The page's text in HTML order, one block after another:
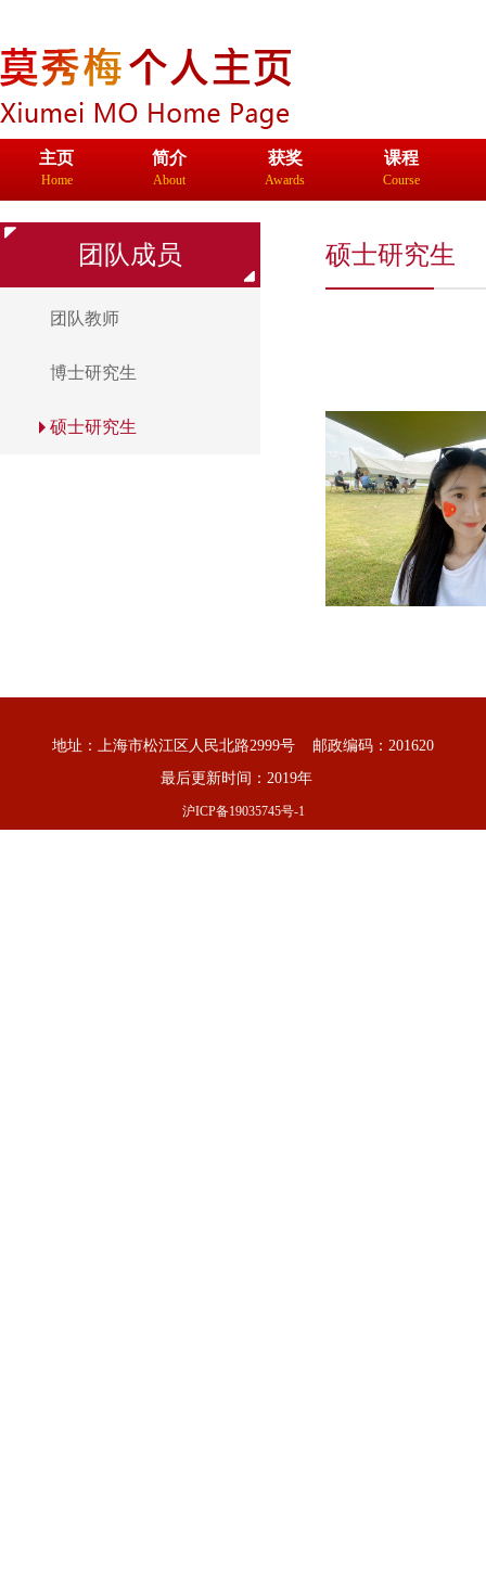
主页
Home
简介
About
获奖
Awards
课程
Course
团队成员
团队教师
博士研究生
硕士研究生
硕士研究生
地址：上海市松江区人民北路2999号 邮政编码：201620
最后更新时间：2019年
沪ICP备19035745号-1